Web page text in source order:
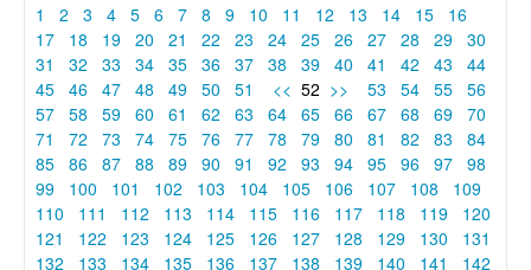
1 2 3 4 5 6 7 8 9 10 11 12 13 14 15
16
17
18 19 20 21 22 23 24 25 26 27 28 29 30
31
32 33 34 35 36 37 38 39 40 41 42 43
44
45 46 47 48 49 50 51 << 52 >> 53 54 55 56
57 58 59 60 61 62 63 64 65 66 67 68 69 70
71
72 73 74 75 76 77 78 79 80 81 82 83
84
85 86 87 88 89 90 91 92 93 94 95 96 97 98
99
100 101 102 103 104 105 106 107 108
109
110
111 112 113 114 115 116 117 118 119
120
121
122 123 124 125 126 127 128 129 130
131
132
133 134 135 136 137 138 139 140 141
142